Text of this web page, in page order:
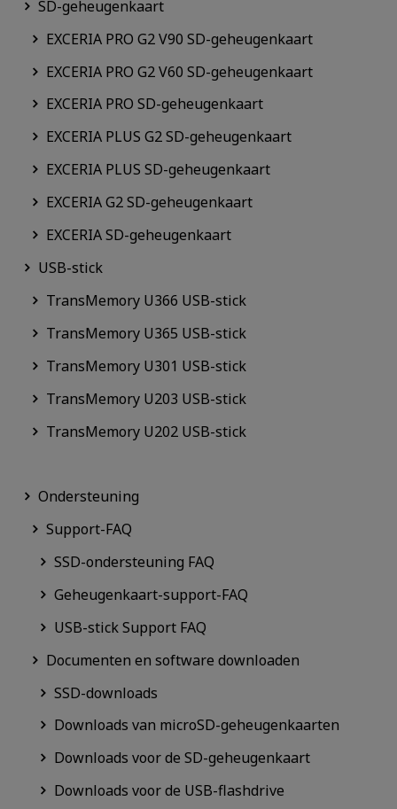
SD-geheugenkaart
EXCERIA PRO G2 V90 SD-geheugenkaart
EXCERIA PRO G2 V60 SD-geheugenkaart
EXCERIA PRO SD-geheugenkaart
EXCERIA PLUS G2 SD-geheugenkaart
EXCERIA PLUS SD-geheugenkaart
EXCERIA G2 SD-geheugenkaart
EXCERIA SD-geheugenkaart
USB-stick
TransMemory U366 USB-stick
TransMemory U365 USB-stick
TransMemory U301 USB-stick
TransMemory U203 USB-stick
TransMemory U202 USB-stick
Ondersteuning
Support-FAQ
SSD-ondersteuning FAQ
Geheugenkaart-support-FAQ
USB-stick Support FAQ
Documenten en software downloaden
SSD-downloads
Downloads van microSD-geheugenkaarten
Downloads voor de SD-geheugenkaart
Downloads voor de USB-flashdrive